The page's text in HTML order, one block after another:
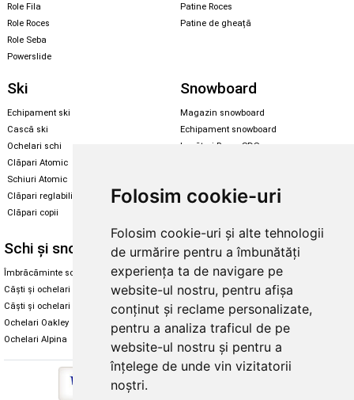
Folosim cookie-uri
Folosim cookie-uri și alte tehnologii
de urmărire pentru a îmbunătăți
experiența ta de navigare pe
website-ul nostru, pentru afișa
conținut și reclame personalizate,
pentru a analiza traficul de pe
website-ul nostru și pentru a
înțelege de unde vin vizitatorii
noștri.
Role Fila
Role Roces
Role Seba
Powerslide
Patine Roces
Patine de gheață
Ski
Echipament ski
Cască ski
Ochelari schi
Clăpari Atomic
Schiuri Atomic
Clăpari reglabili
Clăpari copii
Snowboard
Magazin snowboard
Echipament snowboard
Legături Rome SDS
Santa Cruz
Schi și snowboard
Îmbrăcăminte schi și snowboard
Căști și ochelari de iarnă
Căști și ochelari Alpina
Ochelari Oakley
Ochelari Alpina
Diverse
Cum aleg rolele
Cum aleg ochelarii
Ochelari de soare Oakley
Ochelari de soare Alpina